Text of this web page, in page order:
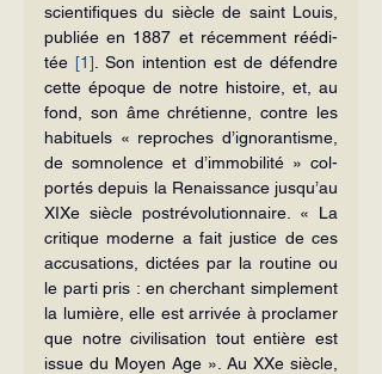
scientifiques du siècle de saint Louis,
publiée en 1887 et récemment réédi­
tée [1] . Son intention est de défendre
cette époque de notre histoire, et, au
fond, son âme chrétienne, contre les
habituels « reproches d’ignorantisme,
de somnolence et d’immobilité » col­
portés depuis la Renaissance jusqu’au
XIXe siècle postrévolutionnaire. « La
critique moderne a fait justice de ces
accusations, dictées par la routine ou
le parti pris : en cherchant simplement
la lumière, elle est arrivée à proclamer
que notre civilisation tout entière est
issue du Moyen Age ». Au XXe siècle,